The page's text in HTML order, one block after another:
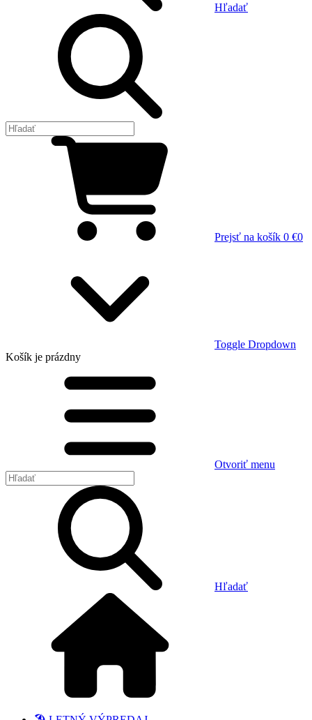
Hľadať
Prejsť na košík 0 €0
Toggle Dropdown
Košík je prázdny
Otvoriť menu
Hľadať